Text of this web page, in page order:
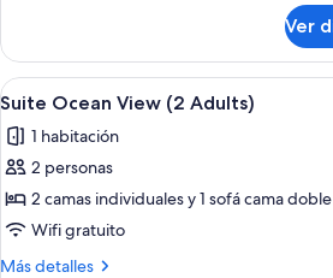
Adults)
Ocean
View
(3
Ver
Ver
todas
las
fotos
de
Suite
Ocean
5
Suite Ocean View (2 Adults)
1 habitación
2 personas
2 camas individuales y 1 sofá cama doble
Wifi gratuito
Más detalles
Más